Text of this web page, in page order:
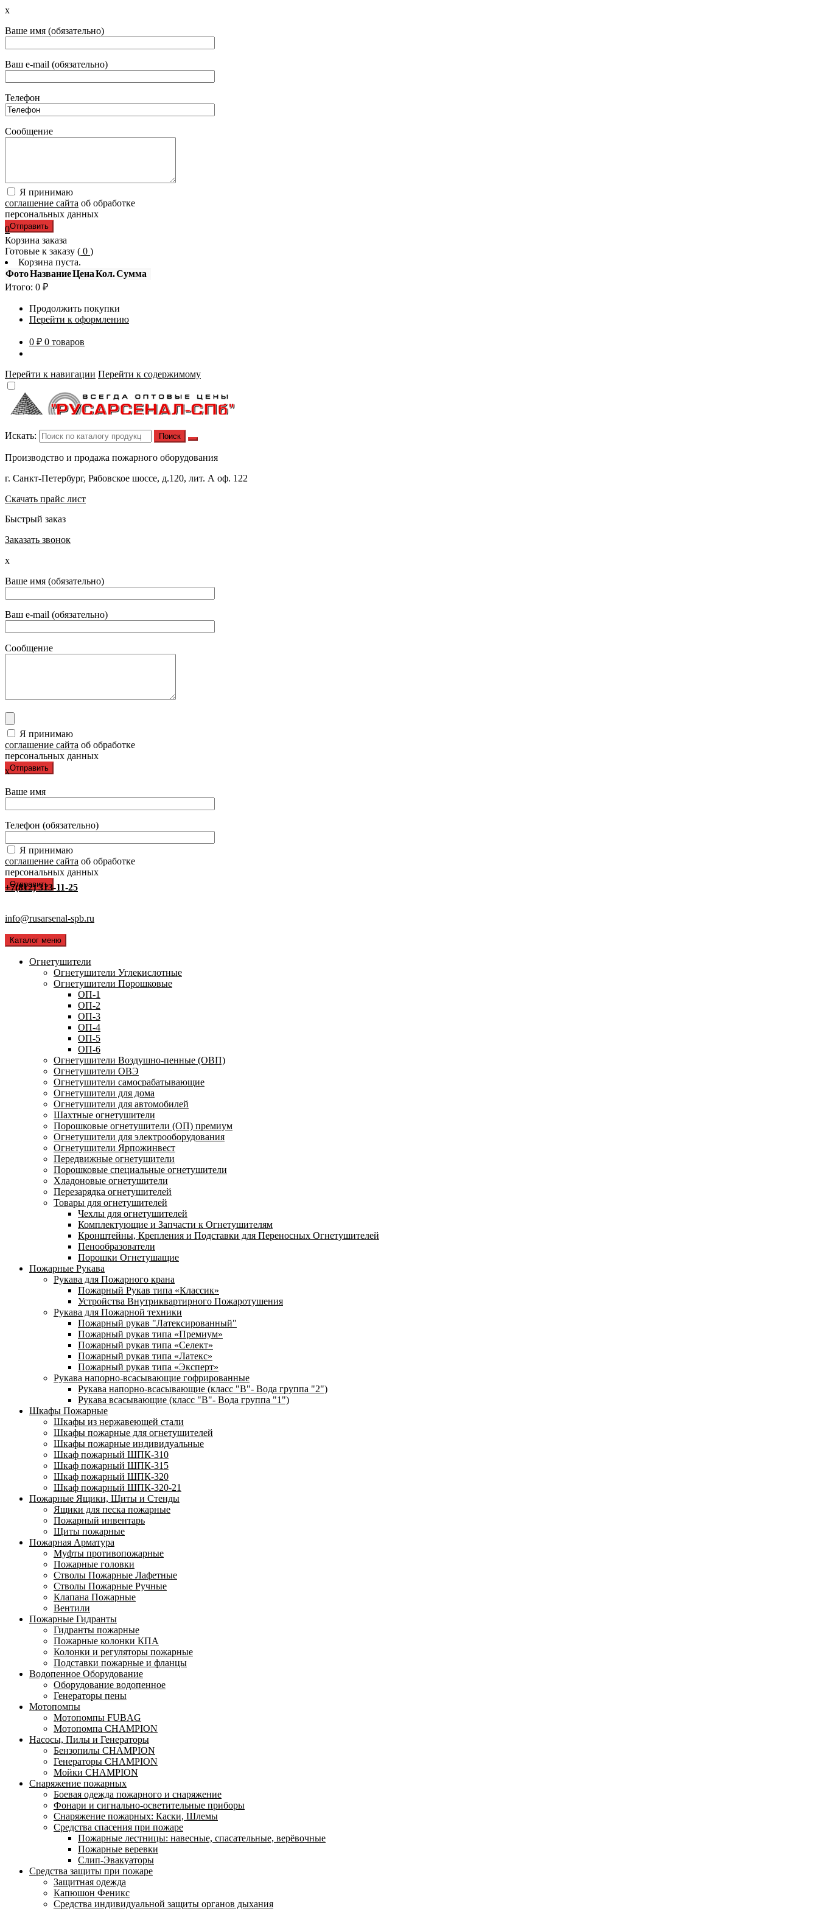
x
Ваше имя (обязательно)
Ваш e-mail (обязательно)
Телефон
Сообщение
Я принимаю
соглашение сайта об обработке
персональных данных
0
Корзина заказа
Готовые к заказу ( 0 )
Корзина пуста.
ФотоНазваниеЦенаКол.Сумма
Итого: 0 ₽
Продолжить покупки
Перейти к оформлению
0 ₽ 0 товаров
Перейти к навигации Перейти к содержимому
Искать:
Производство и продажа пожарного оборудования
г. Санкт-Петербург, Рябовское шоссе, д.120, лит. А оф. 122
Скачать прайс лист
Быстрый заказ
Заказать звонок
x
Ваше имя (обязательно)
Ваш e-mail (обязательно)
Сообщение
Я принимаю
соглашение сайта об обработке
персональных данных
x
Ваше имя
Телефон (обязательно)
Я принимаю
соглашение сайта об обработке
персональных данных
+7(812) 313-11-25
info@rusarsenal-spb.ru
Каталог меню
Огнетушители
Огнетушители Углекислотные
Огнетушители Порошковые
ОП-1
ОП-2
ОП-3
ОП-4
ОП-5
ОП-6
Огнетушители Воздушно-пенные (ОВП)
Огнетушители ОВЭ
Огнетушители самосрабатывающие
Огнетушители для дома
Огнетушители для автомобилей
Шахтные огнетушители
Порошковые огнетушители (ОП) премиум
Огнетушители для электрооборудования
Огнетушители Ярпожинвест
Передвижные огнетушители
Порошковые специальные огнетушители
Хладоновые огнетушители
Перезарядка огнетушителей
Товары для огнетушителей
Чехлы для огнетушителей
Комплектующие и Запчасти к Огнетушителям
Кронштейны, Крепления и Подставки для Переносных Огнетушителей
Пенообразователи
Порошки Огнетушащие
Пожарные Рукава
Рукава для Пожарного крана
Пожарный Рукав типа «Классик»
Устройства Внутриквартирного Пожаротушения
Рукава для Пожарной техники
Пожарный рукав "Латексированный"
Пожарный рукав типа «Премиум»
Пожарный рукав типа «Селект»
Пожарный рукав типа «Латекс»
Пожарный рукав типа «Эксперт»
Рукава напорно-всасывающие гофрированные
Рукава напорно-всасывающие (класс "В"- Вода группа "2")
Рукава всасывающие (класс "В"- Вода группа "1")
Шкафы Пожарные
Шкафы из нержавеющей стали
Шкафы пожарные для огнетушителей
Шкафы пожарные индивидуальные
Шкаф пожарный ШПК-310
Шкаф пожарный ШПК-315
Шкаф пожарный ШПК-320
Шкаф пожарный ШПК-320-21
Пожарные Ящики, Щиты и Стенды
Ящики для песка пожарные
Пожарный инвентарь
Щиты пожарные
Пожарная Арматура
Муфты противопожарные
Пожарные головки
Стволы Пожарные Лафетные
Стволы Пожарные Ручные
Клапана Пожарные
Вентили
Пожарные Гидранты
Гидранты пожарные
Пожарные колонки КПА
Колонки и регуляторы пожарные
Подставки пожарные и фланцы
Водопенное Оборудование
Оборудование водопенное
Генераторы пены
Мотопомпы
Мотопомпы FUBAG
Мотопомпа CHAMPION
Насосы, Пилы и Генераторы
Бензопилы CHAMPION
Генераторы CHAMPION
Мойки CHAMPION
Снаряжение пожарных
Боевая одежда пожарного и снаряжение
Фонари и сигнально-осветительные приборы
Снаряжение пожарных: Каски, Шлемы
Средства спасения при пожаре
Пожарные лестницы: навесные, спасательные, верёвочные
Пожарные веревки
Слип-Эвакуаторы
Средства защиты при пожаре
Защитная одежда
Капюшон Феникс
Средства индивидуальной защиты органов дыхания